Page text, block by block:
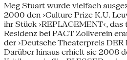
Meg Stuart wurde vielfach
2000 den ›Culture Prize K.U.
ihr Stück ›REPLACEMENT‹,
Residenz bei PACT Zollverein
der ›Deutsche Theaterpreis DER
Darüber hinaus erhielt sie 2008